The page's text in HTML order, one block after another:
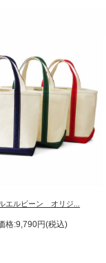
エルビーン オリジ...
格:9,790円(税込)